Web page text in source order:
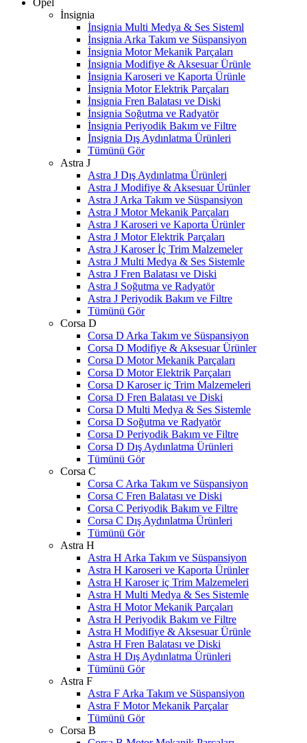
Opel
İnsignia
İnsignia Multi Medya & Ses Sisteml
İnsignia Arka Takım ve Süspansiyon
İnsignia Motor Mekanik Parçaları
İnsignia Modifiye & Aksesuar Ürünle
İnsignia Karoseri ve Kaporta Ürünle
İnsignia Motor Elektrik Parçaları
İnsignia Fren Balatası ve Diski
İnsignia Soğutma ve Radyatör
İnsignia Periyodik Bakım ve Filtre
İnsignia Dış Aydınlatma Ürünleri
Tümünü Gör
Astra J
Astra J Dış Aydınlatma Ürünleri
Astra J Modifiye & Aksesuar Ürünler
Astra J Arka Takım ve Süspansiyon
Astra J Motor Mekanik Parçaları
Astra J Karoseri ve Kaporta Ürünler
Astra J Motor Elektrik Parçaları
Astra J Karoser İç Trim Malzemeler
Astra J Multi Medya & Ses Sistemle
Astra J Fren Balatası ve Diski
Astra J Soğutma ve Radyatör
Astra J Periyodik Bakım ve Filtre
Tümünü Gör
Corsa D
Corsa D Arka Takım ve Süspansiyon
Corsa D Modifiye & Aksesuar Ürünler
Corsa D Motor Mekanik Parçaları
Corsa D Motor Elektrik Parçaları
Corsa D Karoser iç Trim Malzemeleri
Corsa D Fren Balatası ve Diski
Corsa D Multi Medya & Ses Sistemle
Corsa D Soğutma ve Radyatör
Corsa D Periyodik Bakım ve Filtre
Corsa D Dış Aydınlatma Ürünleri
Tümünü Gör
Corsa C
Corsa C Arka Takım ve Süspansiyon
Corsa C Fren Balatası ve Diski
Corsa C Periyodik Bakım ve Filtre
Corsa C Dış Aydınlatma Ürünleri
Tümünü Gör
Astra H
Astra H Arka Takım ve Süspansiyon
Astra H Karoseri ve Kaporta Ürünler
Astra H Karoser iç Trim Malzemeleri
Astra H Multi Medya & Ses Sistemle
Astra H Motor Mekanik Parçaları
Astra H Periyodik Bakım ve Filtre
Astra H Modifiye & Aksesuar Ürünle
Astra H Fren Balatası ve Diski
Astra H Dış Aydınlatma Ürünleri
Tümünü Gör
Astra F
Astra F Arka Takım ve Süspansiyon
Astra F Motor Mekanik Parçalar
Tümünü Gör
Corsa B